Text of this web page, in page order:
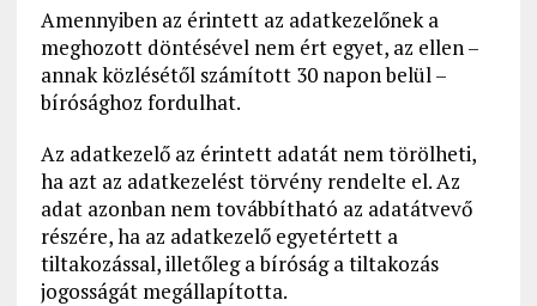
Amennyiben az érintett az adatkezelőnek a
meghozott döntésével nem ért egyet, az ellen –
annak közlésétől számított 30 napon belül –
bírósághoz fordulhat.
Az adatkezelő az érintett adatát nem törölheti,
ha azt az adatkezelést törvény rendelte el. Az
adat azonban nem továbbítható az adatátvevő
részére, ha az adatkezelő egyetértett a
tiltakozással, illetőleg a bíróság a tiltakozás
jogosságát megállapította.